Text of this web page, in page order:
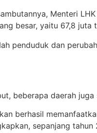
Menteri
besar, yaitu 67,8 juta
penduduk dan
beberapa daerah
berhasil
sepanjang